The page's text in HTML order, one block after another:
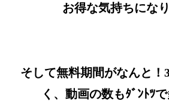
お得な気持ちになり
そして無料期間がなんと！
く、動画の数もﾀﾞﾝﾄﾂで